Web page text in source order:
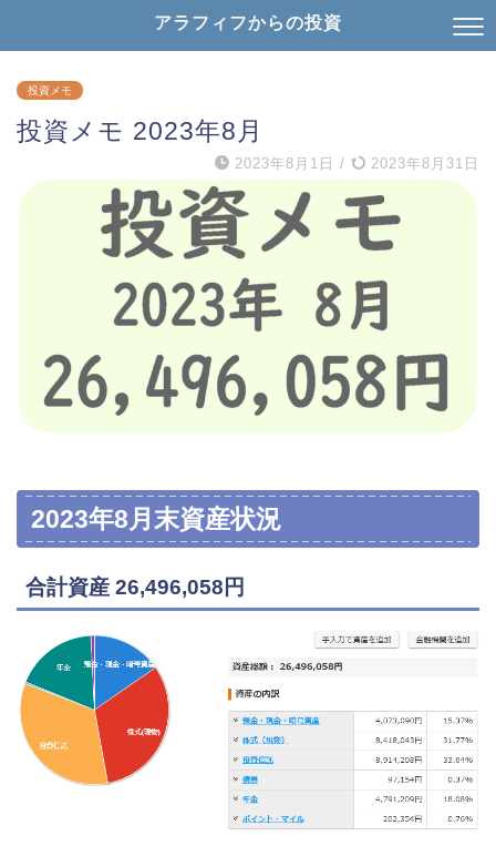
アラフィフからの投資
投資メモ
投資メモ 2023年8月
2023年8月1日 / 2023年8月31日
2023年8月末資産状況
合計資産 26,496,058円